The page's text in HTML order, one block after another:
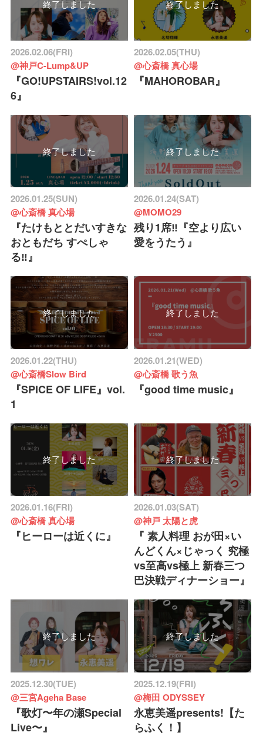
終了しました
2026.02.06(FRI)
@神戸C-Lump&UP
『GO!UPSTAIRS!vol.12
6』
終了しました
2026.02.05(THU)
@心斎橋 真心場
『MAHOROBAR』
終了しました
2026.01.25(SUN)
@心斎橋 真心場
『たけもととだいすきな
おともだち すぺしゃ
る‼︎』
終了しました
2026.01.24(SAT)
@MOMO29
残り1席‼️『空より広い
愛をうたう』
終了しました
2026.01.22(THU)
@心斎橋Slow Bird
『SPICE OF LIFE』vol.
1
終了しました
2026.01.21(WED)
@心斎橋 歌う魚
『good time music』
終了しました
2026.01.16(FRI)
@心斎橋 真心場
『ヒーローは近くに』
終了しました
2026.01.03(SAT)
@神戸 太陽と虎
『 素人料理 おが田×い
んどくん×じゃっく 究極
vs至高vs極上 新春三つ
巴決戦ディナーショー』
終了しました
2025.12.30(TUE)
@三宮Ageha Base
『歌灯〜年の瀬Special
Live〜』
終了しました
2025.12.19(FRI)
@梅田 ODYSSEY
永恵美遥presents!【た
らふく！】